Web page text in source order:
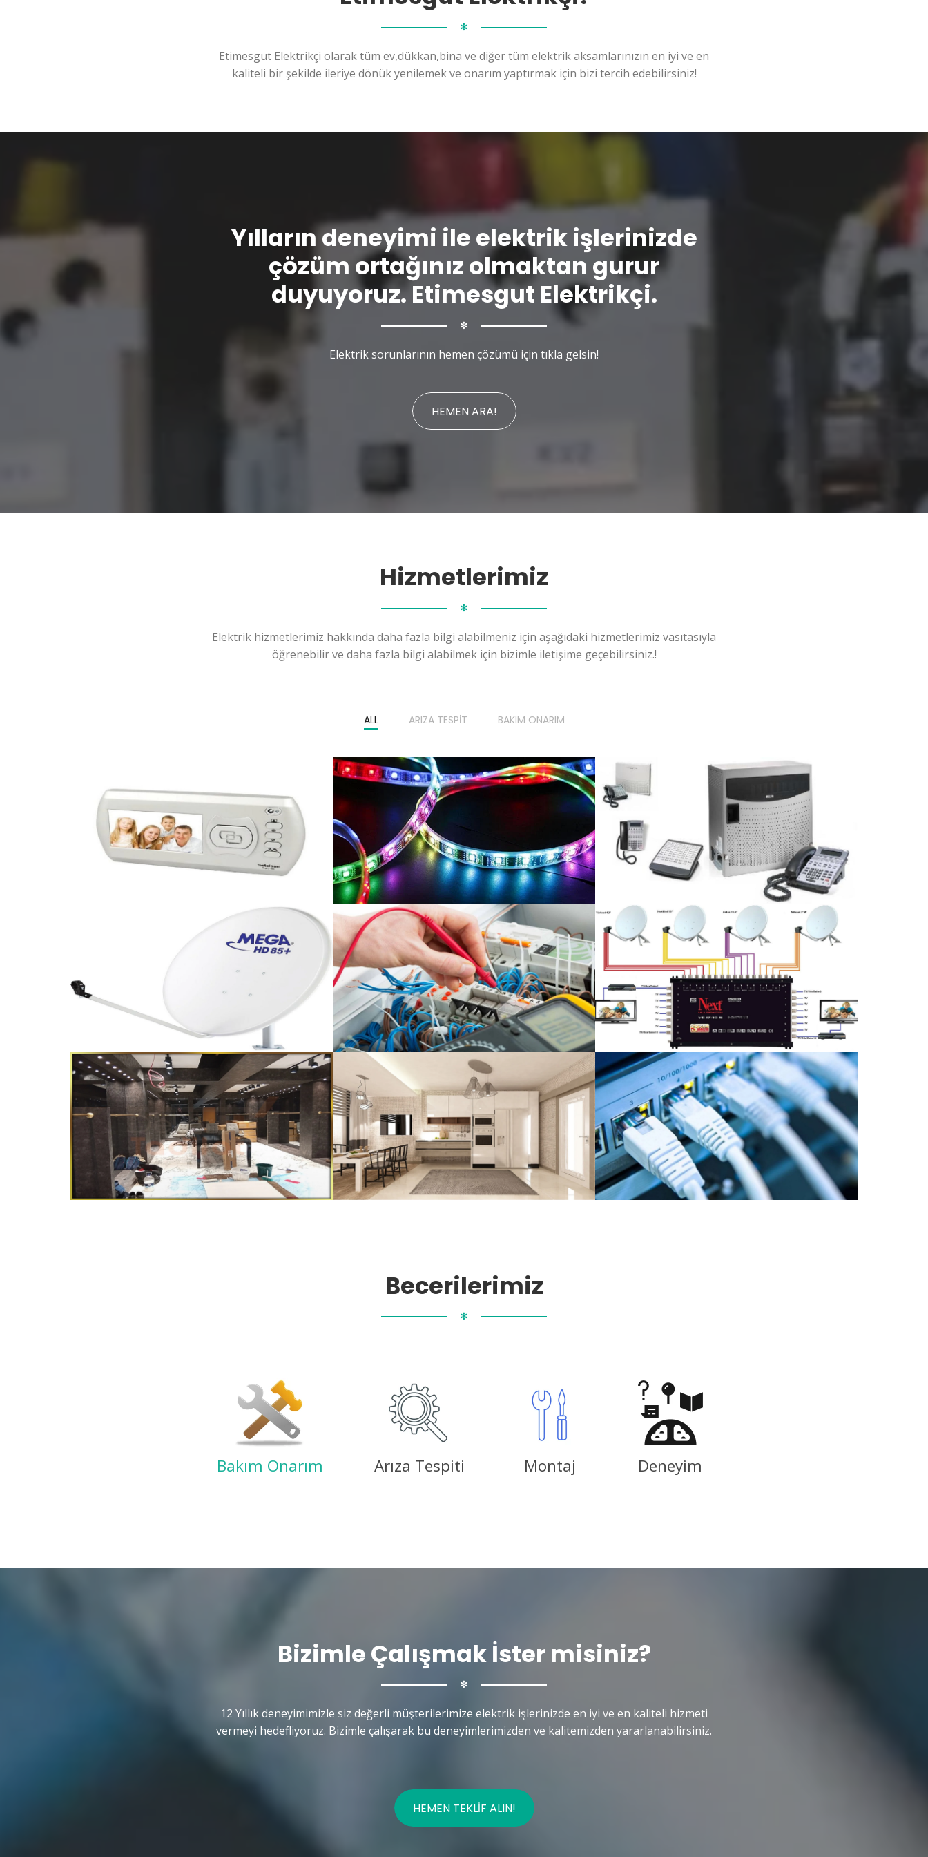
✻
Etimesgut Elektrikçi olarak tüm ev,dükkan,bina ve diğer tüm elektrik aksamlarınızın en iyi ve en
kaliteli bir şekilde ileriye dönük yenilemek ve onarım yaptırmak için bizi tercih edebilirsiniz!
Yılların deneyimi ile elektrik işlerinizde
çözüm ortağınız olmaktan gurur
duyuyoruz. Etimesgut Elektrikçi.
✻
Elektrik sorunlarının hemen çözümü için tıkla gelsin!
HEMEN ARA!
Hizmetlerimiz
✻
Elektrik hizmetlerimiz hakkında daha fazla bilgi alabilmeniz için aşağıdaki hizmetlerimiz vasıtasıyla
öğrenebilir ve daha fazla bilgi alabilmek için bizimle iletişime geçebilirsiniz.!
ALL ARIZA TESPIT BAKIM ONARIM
Becerilerimiz
✻
Bakım Onarım Arıza Tespiti Montaj Deneyim
Bizimle Çalışmak İster misiniz?
✻
12 Yıllık deneyimimizle siz değerli müşterilerimize elektrik işlerinizde en iyi ve en kaliteli hizmeti
vermeyi hedefliyoruz. Bizimle çalışarak bu deneyimlerimizden ve kalitemizden yararlanabilirsiniz.
HEMEN TEKLIF ALIN!